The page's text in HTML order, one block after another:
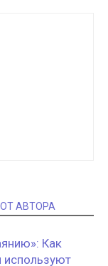
АВТОРА
Как
используют